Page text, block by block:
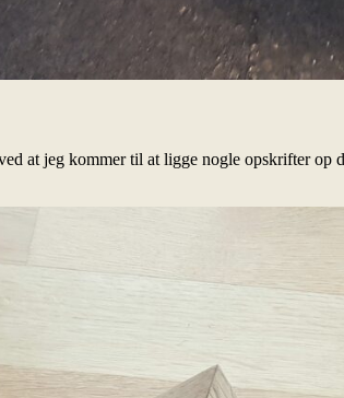
at jeg kommer til at ligge nogle opskrifter op